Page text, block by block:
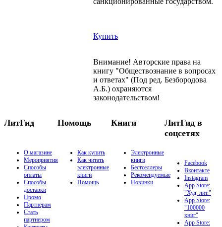
Купить
Внимание! Авторские права на
книгу "Обществознание в вопросах
и ответах" (Под ред. Безбородова
А.Б.) охраняются
законодательством!
ЛитГид
О магазине
Мероприятия
Способы
оплаты
Способы
доставки
Промо
Партнерам
Стать
партнером
Помощь
Как купить
Как читать
электронные
книги
Помощь
Книги
Электронные
книги
Бестселлеры
Рекомендуемые
Новинки
ЛитГид в
соцсетях
Facebook
Вконтакте
Instagram
App Store:
"Худ. лит."
App Store:
"100000
книг"
App Store: